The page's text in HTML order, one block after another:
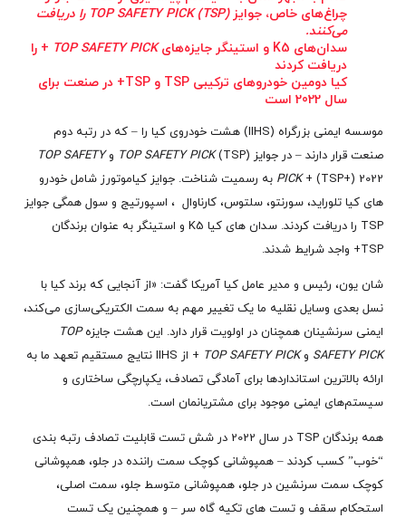
چراغ‌های خاص، جوایز
TOP SAFETY PICK (TSP) را دریافت
می‌کنند.
سدان‌های K5 و استینگر جایزه‌های
TOP SAFETY PICK + را
دریافت کردند
کیا دومین خودروهای ترکیبی TSP و TSP+ در صنعت برای
سال 2022 است
موسسه ایمنی بزرگراه (IIHS) هشت خودروی کیا را – که در رتبه دوم
صنعت قرار دارند – در جوایز
TOP SAFETY PICK(TSP) و
TOP SAFETY
PICK + (TSP+) 2022 به رسمیت شناخت. جوایز کیاموتورز شامل خودرو
های کیا تلوراید، سورنتو، سلتوس، کارناوال ، اسپورتیج و سول همگی جوایز
TSP را دریافت کردند. سدان های کیا K5 و استینگر به عنوان برندگان
TSP+ واجد شرایط شدند.
شان یون، رئیس و مدیر عامل کیا آمریکا گفت: «از آنجایی که برند کیا با
نسل بعدی وسایل نقلیه ما یک تغییر مهم به سمت الکتریکی‌سازی می‌کند،
ایمنی سرنشینان همچنان در اولویت قرار دارد. این هشت جایزهTOP
SAFETY PICK وTOP SAFETY PICK
+ از IIHS نتایج مستقیم تعهد ما به
ارائه بالاترین استانداردها برای آمادگی تصادف، یکپارچگی ساختاری و
سیستم‌های ایمنی موجود برای مشتریانمان است.
همه برندگان TSP در سال 2022 در شش تست قابلیت تصادف رتبه بندی
“خوب” کسب کردند – همپوشانی کوچک سمت راننده در جلو، همپوشانی
کوچک سمت سرنشین در جلو، همپوشانی متوسط ​​جلو، سمت اصلی،
استحکام سقف و تست های تکیه گاه سر – و همچنین یک تست